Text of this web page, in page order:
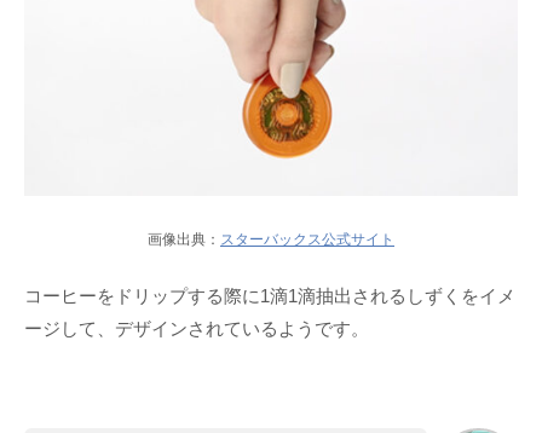
画像出典： スターバックス公式サイト
コーヒーをドリップする際に1滴1滴抽出されるしずくをイメ
ージして、デザインされているようです。